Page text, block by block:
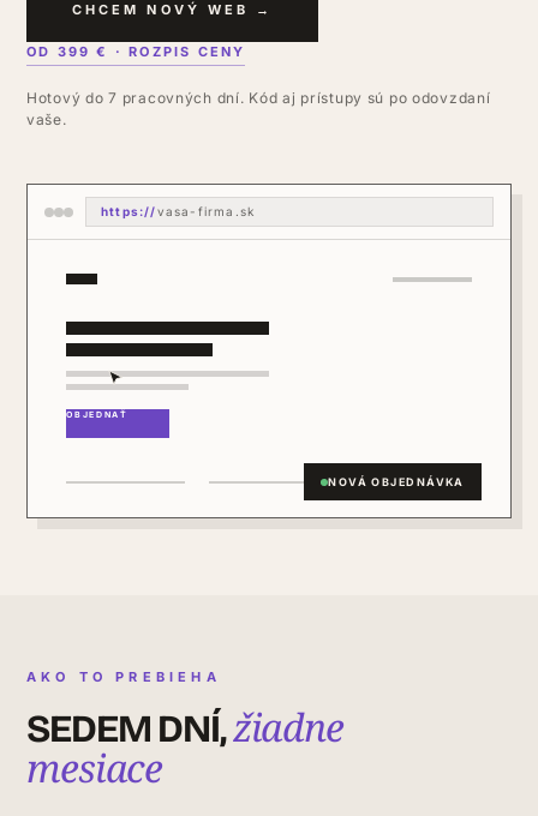
CHCEM NOVÝ WEB →
OD 399 € · ROZPIS CENY
Hotový do 7 pracovných dní. Kód aj prístupy sú po odovzdaní
vaše.
https://vasa-firma.sk
NOVÁ OBJEDNÁVKA
AKO TO PREBIEHA
SEDEM DNÍ,žiadne
mesiace